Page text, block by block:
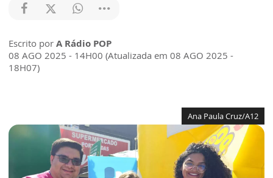
Escrito por A Rádio POP
08 AGO 2025 - 14H00 (Atualizada em 08 AGO 2025 -
18H07)
Ana Paula Cruz/A12